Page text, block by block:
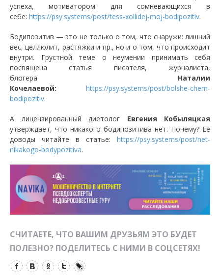
успеха, мотиватором для сомневающихся в
себе: https://psy.systems/post/tess-xollidej-moj-bodipozitiv.
Бодипозитив — это не только о том, что снаружи: лишний
вес, целлюлит, растяжки и пр., но и о том, что происходит
внутри. Грустной теме о неумении принимать себя
посвящена статья писателя, журналиста,
блогера Наталии
Кочелаевой: https://psy.systems/post/bolshe-chem-
bodipozitiv.
А лицензированный диетолог Евгения Кобыляцкая
утверждает, что никакого бодипозитива нет. Почему? Ее
доводы читайте в статье: https://psy.systems/post/net-
nikakogo-bodypozitiva.
СЧИТАЕТЕ, ЧТО ВАШИМ ДРУЗЬЯМ ЭТО БУДЕТ
ПОЛЕЗНО? ПОДЕЛИТЕСЬ С НИМИ В СОЦСЕТЯХ!